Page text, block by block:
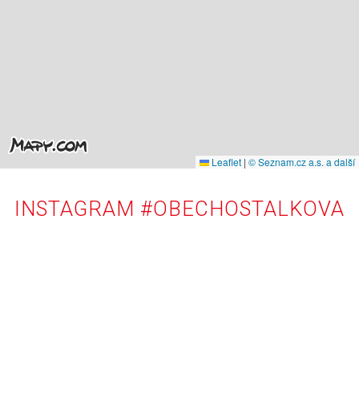
Leaflet | © Seznam.cz a.s. a další
INSTAGRAM #OBECHOSTALKOVA